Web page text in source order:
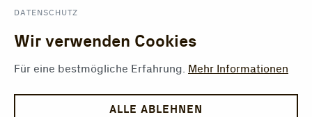
DATENSCHUTZ
Wir verwenden Cookies
Für eine bestmögliche Erfahrung. Mehr Informationen
ALLE ABLEHNEN